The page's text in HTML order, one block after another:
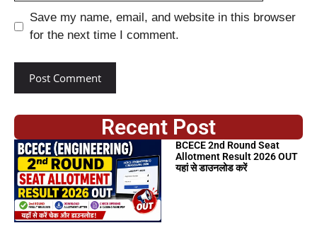
Save my name, email, and website in this browser
for the next time I comment.
Recent Post
BCECE 2nd Round Seat
Allotment Result 2026 OUT
यहां से डाउनलोड करें